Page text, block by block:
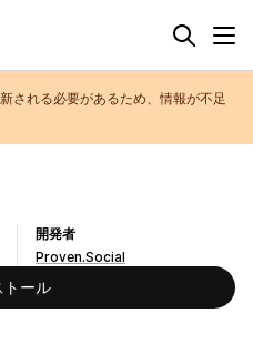
される必要があるため、情報が不足
開発者
Proven.Social
トール